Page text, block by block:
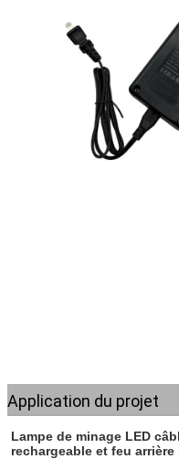
Application du projet
Lampe de minage LED
rechargeable et feu arrière